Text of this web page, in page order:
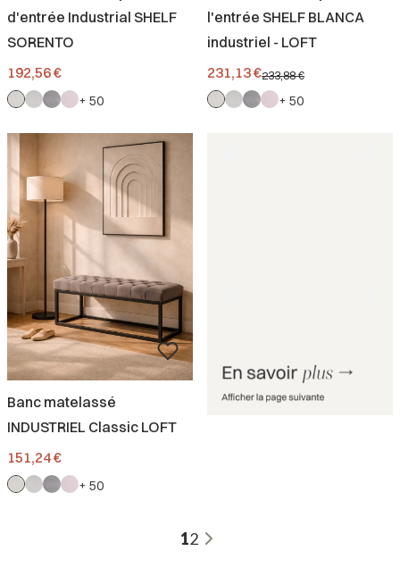
d'entrée Industrial SHELF
SORENTO
Prix
192,56 €
+ 50
l'entrée SHELF BLANCA
industriel - LOFT
Prix promotionnel
231,13 €233,88 €
+ 50
Banc matelassé
INDUSTRIEL Classic LOFT
Prix
151,24 €
+ 50
12